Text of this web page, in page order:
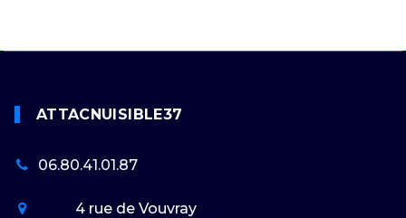
ATTACNUISIBLE37
06.80.41.01.87
4 rue de Vouvray